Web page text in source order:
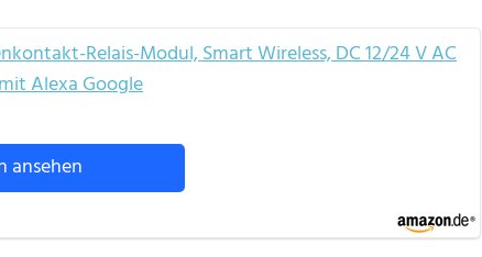
Relais-Modul, Smart Wireless, DC 12/24 V AC
Alexa Google
ansehen